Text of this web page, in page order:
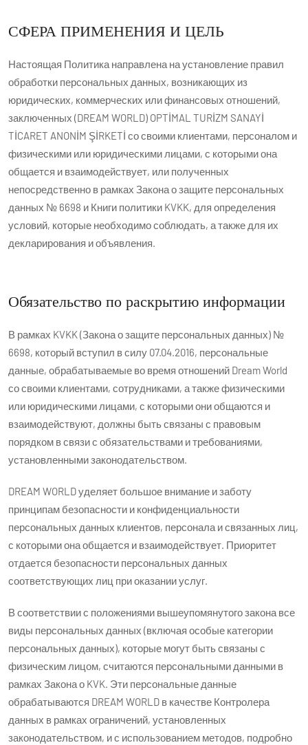
СФЕРА ПРИМЕНЕНИЯ И ЦЕЛЬ
Настоящая Политика направлена на установление правил
обработки персональных данных, возникающих из
юридических, коммерческих или финансовых отношений,
заключенных (DREAM WORLD) OPTİMAL TURİZM SANAYİ
TİCARET ANONİM ŞİRKETİ со своими клиентами, персоналом и
физическими или юридическими лицами, с которыми она
общается и взаимодействует, или полученных
непосредственно в рамках Закона о защите персональных
данных № 6698 и Книги политики KVKK, для определения
условий, которые необходимо соблюдать, а также для их
декларирования и объявления.
Обязательство по раскрытию информации
В рамках KVKK (Закона о защите персональных данных) №
6698, который вступил в силу 07.04.2016, персональные
данные, обрабатываемые во время отношений Dream World
со своими клиентами, сотрудниками, а также физическими
или юридическими лицами, с которыми они общаются и
взаимодействуют, должны быть связаны с правовым
порядком в связи с обязательствами и требованиями,
установленными законодательством.
DREAM WORLD уделяет большое внимание и заботу
принципам безопасности и конфиденциальности
персональных данных клиентов, персонала и связанных лиц,
с которыми она общается и взаимодействует. Приоритет
отдается безопасности персональных данных
соответствующих лиц при оказании услуг.
В соответствии с положениями вышеупомянутого закона все
виды персональных данных (включая особые категории
персональных данных), которые могут быть связаны с
физическим лицом, считаются персональными данными в
рамках Закона о KVK. Эти персональные данные
обрабатываются DREAM WORLD в качестве Контролера
данных в рамках ограничений, установленных
законодательством, и с использованием методов, подробно